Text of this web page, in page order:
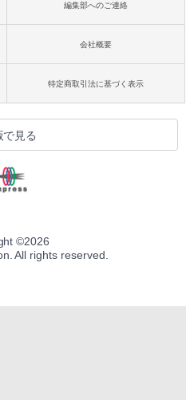
編集部へのご連絡
会社概要
特定商取引法に基づく表示
で見る
©2026
All rights reserved.